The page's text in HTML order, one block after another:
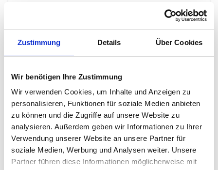
Zustimmung Details Über Cookies
Wir benötigen Ihre Zustimmung
Wir verwenden Cookies, um Inhalte und Anzeigen zu
personalisieren, Funktionen für soziale Medien anbieten
zu können und die Zugriffe auf unsere Website zu
analysieren. Außerdem geben wir Informationen zu Ihrer
Verwendung unserer Website an unsere Partner für
soziale Medien, Werbung und Analysen weiter. Unsere
Partner führen diese Informationen möglicherweise mit
Kissler Immobilien
Raiffeisenstr. 79
56072 Koblenz
zum Anbieter